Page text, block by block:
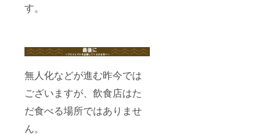
す。
無人化などが進む昨今では
ございますが、飲食店はた
だ食べる場所ではありませ
ん。